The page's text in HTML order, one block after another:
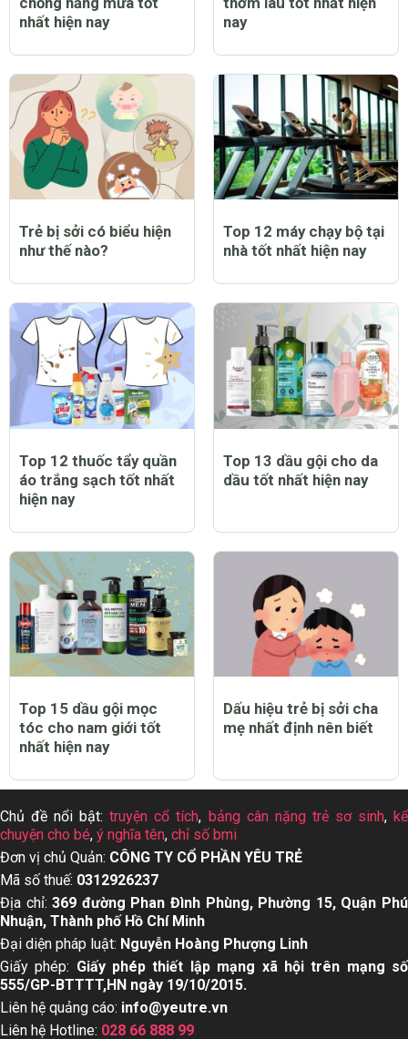
nhất hiện nay
nay
Trẻ bị sởi có biểu hiện
như thế nào?
Top 12 máy chạy bộ tại
nhà tốt nhất hiện nay
Top 12 thuốc tẩy quần
áo trắng sạch tốt nhất
hiện nay
Top 13 dầu gội cho da
dầu tốt nhất hiện nay
Top 15 dầu gội mọc
tóc cho nam giới tốt
nhất hiện nay
Dấu hiệu trẻ bị sởi cha
mẹ nhất định nên biết
Chủ đề nổi bật:truyện cổ tích, bảng cân nặng trẻ sơ sinh,kể
chuyện cho bé, ý nghĩa tên, chỉ số bmi
Đơn vị chủ Quản: CÔNG TY CỔ PHẦN YÊU TRẺ
Mã số thuế: 0312926237
Địa chỉ:369 đường Phan Đình Phùng, Phường 15, Quận Phú
Nhuận, Thành phố Hồ Chí Minh
Đại diện pháp luật: Nguyễn Hoàng Phượng Linh
Giấy phép: Giấy phép thiết lập mạng xã hội trên mạng số
555/GP-BTTTT,HN ngày 19/10/2015.
Liên hệ quảng cáo: info@yeutre.vn
Liên hệ Hotline: 028 66 888 99